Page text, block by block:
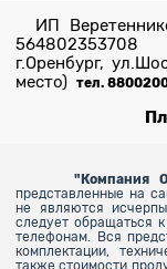
ИП
564802353708
г.Оренбург,
место) тел.
" Компания
представленные на
не являются
следует обращаться
телефонам. Вся
комплектации,
также стоимости